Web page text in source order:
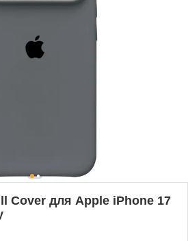
Cover для Apple iPhone 17